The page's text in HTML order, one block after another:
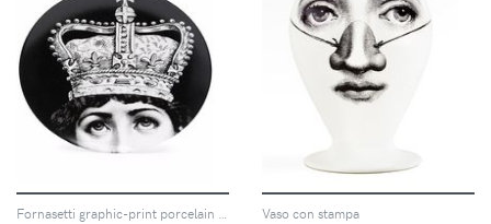
Vaso con stampa